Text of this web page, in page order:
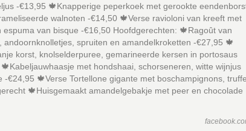
-€13,95 🍁Knapperige peperkoek met gerookte
walnoten -€14,50 🍁Verse ravioloni van kreeft met
van bisque -€16,50 Hoofdgerechten: 🍁Ragoût van
andoornknolletjes, spruiten en amandelkroketten -€27,95 🍁
korst, knolselderpuree, gemarineerde kersen in portosaus
met hondshaai, schorseneren, witte wijnjus
-€24,95 🍁Verse Tortellone gigante met boschampignons,
🍁Huisgemaakt amandelgebakje met peer en chocolade